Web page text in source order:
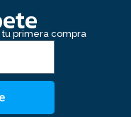
tu primera compra